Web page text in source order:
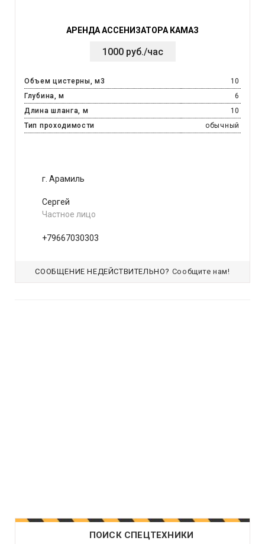
АРЕНДА АССЕНИЗАТОРА КАМАЗ
1000 руб./час
Объем цистерны, м3
10
Глубина, м
6
Длина шланга, м
10
Тип проходимости
обычный
г. Арамиль
Сергей
Частное лицо
+79667030303
СООБЩЕНИЕ НЕДЕЙСТВИТЕЛЬНО? Сообщите нам!
ПОИСК СПЕЦТЕХНИКИ